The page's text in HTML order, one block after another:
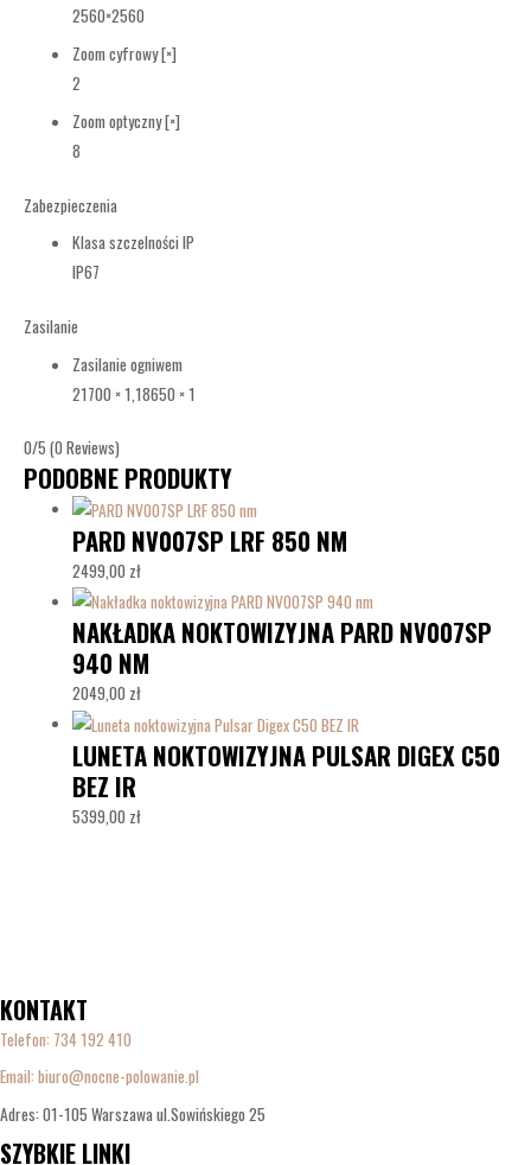
2560×2560
Zoom cyfrowy [×]
2
Zoom optyczny [×]
8
Zabezpieczenia
Klasa szczelności IP
IP67
Zasilanie
Zasilanie ogniwem
21700 × 1,18650 × 1
0/5 (0 Reviews)
PODOBNE PRODUKTY
PARD NV007SP LRF 850 NM
2499,00 zł
NAKŁADKA NOKTOWIZYJNA PARD NV007SP
940 NM
2049,00 zł
LUNETA NOKTOWIZYJNA PULSAR DIGEX C50
BEZ IR
5399,00 zł
KONTAKT
Telefon: 734 192 410
Email: biuro@nocne-polowanie.pl
Adres: 01-105 Warszawa ul.Sowińskiego 25
SZYBKIE LINKI